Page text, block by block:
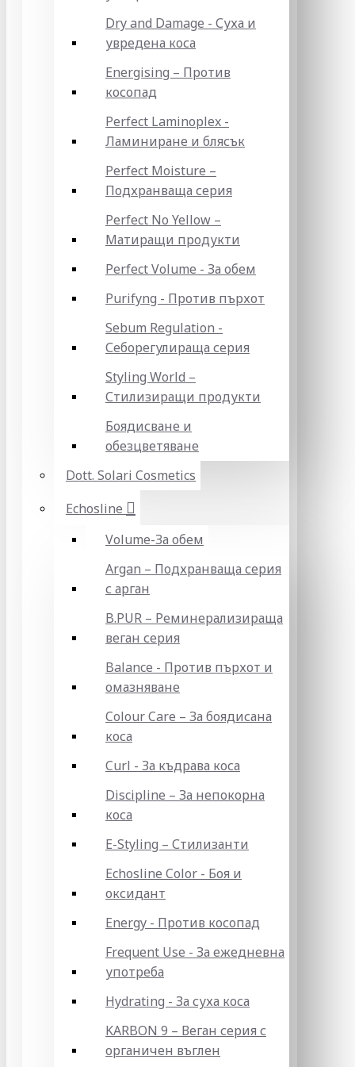
Dry and Damage - Суха и
увредена коса
Energising – Против
косопад
Perfect Laminoplex -
Ламиниране и блясък
Perfect Moisture –
Подхранваща серия
Perfect No Yellow –
Матиращи продукти
Perfect Volume - За обем
Purifyng - Против пърхот
Sebum Regulation -
Себорегулираща серия
Styling World –
Стилизиращи продукти
Боядисване и
обезцветяване
Dott. Solari Cosmetics
Echosline
Volume-За обем
Argan – Подхранваща серия
с арган
B.PUR – Реминерализираща
веган серия
Balance - Против пърхот и
омазняване
Colour Care – За боядисана
коса
Curl - За къдрава коса
Discipline – За непокорна
коса
E-Styling – Стилизанти
Echosline Color - Боя и
оксидант
Energy - Против косопад
Frequent Use - За ежедневна
употреба
Hydrating - За суха коса
KARBON 9 – Веган серия с
органичен въглен